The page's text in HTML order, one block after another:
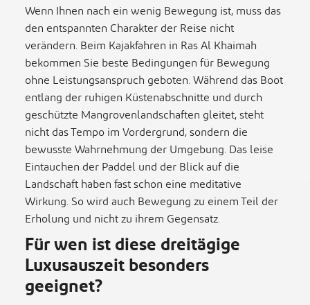
Wenn Ihnen nach ein wenig Bewegung ist, muss das
den entspannten Charakter der Reise nicht
verändern. Beim Kajakfahren in Ras Al Khaimah
bekommen Sie beste Bedingungen für Bewegung
ohne Leistungsanspruch geboten. Während das Boot
entlang der ruhigen Küstenabschnitte und durch
geschützte Mangrovenlandschaften gleitet, steht
nicht das Tempo im Vordergrund, sondern die
bewusste Wahrnehmung der Umgebung. Das leise
Eintauchen der Paddel und der Blick auf die
Landschaft haben fast schon eine meditative
Wirkung. So wird auch Bewegung zu einem Teil der
Erholung und nicht zu ihrem Gegensatz.
Für wen ist diese dreitägige
Luxusauszeit besonders
geeignet?